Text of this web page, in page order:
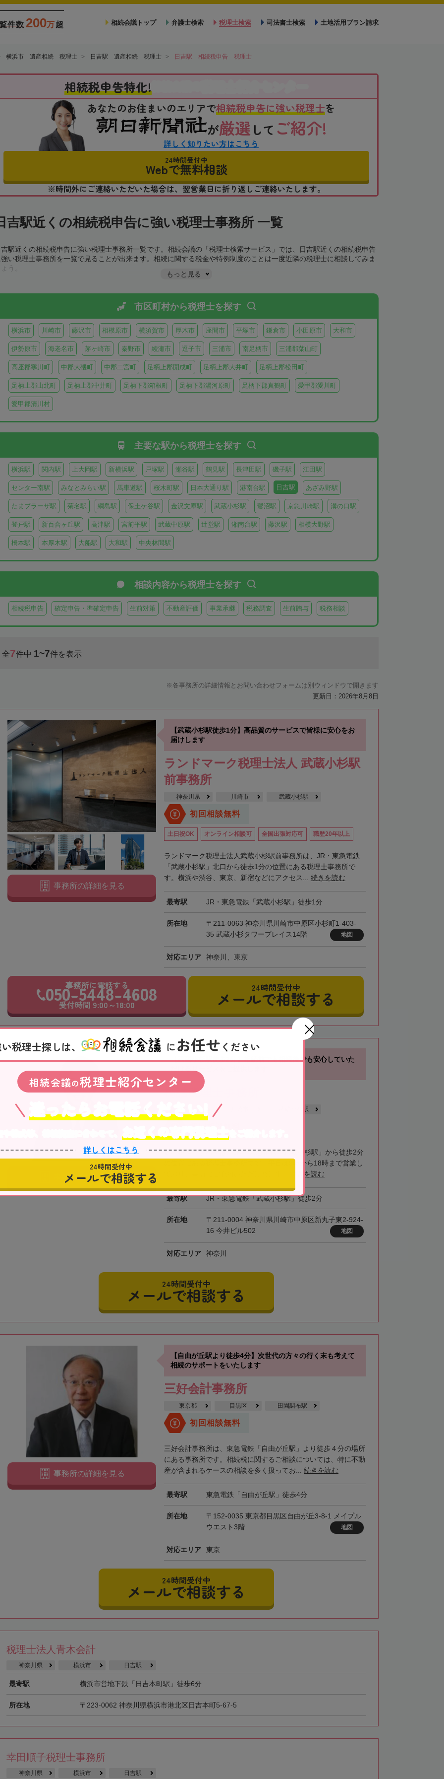
件数 200万超 相続会議トップ 弁護士検索 税理士検索 司法書士検索 土地活用プラン請求
横浜市 遺産相続 税理士 日吉駅 遺産相続 税理士 日吉駅 相続税申告 税理士
相続税申告特化!
あなたのお住まいのエリアで相続税申告に強い税理士を
が厳選 して ご紹介!
詳しく知りたい方はこちら
24時間受付中
Webで無料相談
※時間外にご連絡いただいた場合は、翌営業日に折り返しご連絡いたします。
吉駅近くの相続税申告に強い税理士事務所 一覧
駅近くの相続税申告に強い税理士事務所一覧です。相続会議の「税理士検索サービス」では、日吉駅近くの相続税申告
い税理士事務所を一覧で見ることが出来ます。相続に関する税金や特例制度のことは一度近隣の税理士に相談してみま
う。
もっと見る
市区町村から税理士を探す
横浜市 川崎市 藤沢市 相模原市 横須賀市 厚木市 座間市 平塚市 鎌倉市 小田原市 大和市
伊勢原市 海老名市 茅ヶ崎市 秦野市 綾瀬市 逗子市 三浦市 南足柄市 三浦郡葉山町
高座郡寒川町 中郡大磯町 中郡二宮町 足柄上郡開成町 足柄上郡大井町 足柄上郡松田町
足柄上郡山北町 足柄上郡中井町 足柄下郡箱根町 足柄下郡湯河原町 足柄下郡真鶴町 愛甲郡愛川町
愛甲郡清川村
主要な駅から税理士を探す
横浜駅 関内駅 上大岡駅 新横浜駅 戸塚駅 瀬谷駅 鶴見駅 長津田駅 磯子駅 江田駅
センター南駅 みなとみらい駅 馬車道駅 桜木町駅 日本大通り駅 港南台駅 日吉駅 あざみ野駅
たまプラーザ駅 菊名駅 綱島駅 保土ケ谷駅 金沢文庫駅 武蔵小杉駅 鷺沼駅 京急川崎駅 溝の口駅
登戸駅 新百合ヶ丘駅 高津駅 宮前平駅 武蔵中原駅 辻堂駅 湘南台駅 藤沢駅 相模大野駅
橋本駅 本厚木駅 大船駅 大和駅 中央林間駅
相談内容から税理士を探す
相続税申告 確定申告・準確定申告 生前対策 不動産評価 事業承継 税務調査 生前贈与 税務相談
全7件中 1~7件を表示
各事務所の詳細情報とお問い合わせフォームは別ウィンドウで開きます
更新日：2026年8月8日
【武蔵小杉駅徒歩1分】高品質のサービスで皆様に安心をお
届けします
ランドマーク税理士法人 武蔵小杉駅
前事務所
神奈川県 川崎市 武蔵小杉駅
初回相談無料
土日祝OK オンライン相談可 全国出張対応可 職歴20年以上
ランドマーク税理士法人武蔵小杉駅前事務所は、JR・東急電鉄
「武蔵小杉駅」北口から徒歩1分の位置にある税理士事務所で
す。横浜や渋谷、東京、新宿などにアクセス... 続きを読む
最寄駅 JR・東急電鉄「武蔵小杉駅」徒歩1分
所在地
〒211-0063 神奈川県川崎市中原区小杉町1-403-
35 武蔵小杉タワープレイス14階
地図
対応エリア 神奈川、東京
事務所の詳細を見る
事務所に電話する
050-5448-4608
受付時間 9:00～18:00
24時間受付中
メールで相談する
【武蔵小杉駅徒歩2分】相続前でも相続後でも安心していた
橋詰税理士事務所
武蔵小杉駅
橋詰税理士事務所は、JR・東急電鉄「武蔵小杉駅」から徒歩2分
の位置にある税理士事務所です。平日は9時から18時まで営業し
続きを読む
最寄駅 JR・東急電鉄「武蔵小杉駅」徒歩2分
所在地
〒211-0004 神奈川県川崎市中原区新丸子東2-924-
16 今井ビル502
地図
対応エリア 神奈川
事務所の詳細を見る
24時間受付中
メールで相談する
【自由が丘駅より徒歩4分】次世代の方々の行く末も考えて
相続のサポートをいたします
三好会計事務所
東京都 目黒区 田園調布駅
初回相談無料
三好会計事務所は、東急電鉄「自由が丘駅」より徒歩４分の場所
にある事務所です。相続税に関するご相談については、特に不動
産が含まれるケースの相談を多く扱ってお... 続きを読む
最寄駅 東急電鉄「自由が丘駅」徒歩4分
所在地
〒152-0035 東京都目黒区自由が丘3-8-1 メイプル
ウエスト3階
地図
対応エリア 東京
事務所の詳細を見る
24時間受付中
メールで相談する
税理士法人青木会計
神奈川県 横浜市 日吉駅
最寄駅 横浜市営地下鉄「日吉本町駅」徒歩6分
所在地 〒223-0062 神奈川県横浜市港北区日吉本町5-67-5
幸田順子税理士事務所
神奈川県 横浜市 日吉駅
税理士探しは、 にお任せ ください
相続会議の税理士紹介センター
迷ったらお電話ください!
お近くの専門税理士
詳しくはこちら
24時間受付中
メールで相談する